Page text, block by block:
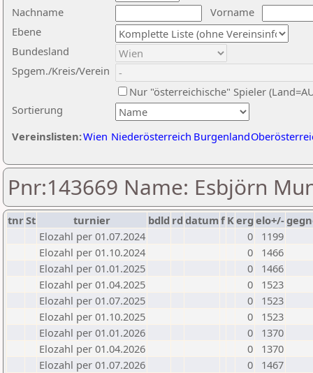
Nachname
Vorname
Ebene
Sortierung
Bundesland
Spgem./Kreis/Verein
Nur "österreichische" Spieler
Vereinslisten:Wien Niederösterreich Burgenland
Pnr:143669 Name: Esbjörn
tnrSt turnier bdld rd datumf Kerg elo+/-
Elozahl per 01.07.2024
0
1199
Elozahl per 01.10.2024
0
1466
Elozahl per 01.01.2025
0
1466
Elozahl per 01.04.2025
0
1523
Elozahl per 01.07.2025
0
1523
Elozahl per 01.10.2025
0
1523
Elozahl per 01.01.2026
0
1370
Elozahl per 01.04.2026
0
1370
Elozahl per 01.07.2026
0
1467